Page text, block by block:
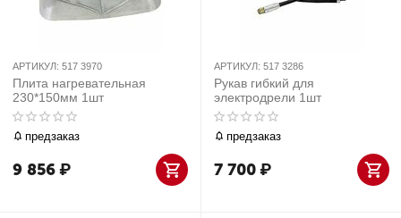
АРТИКУЛ: 517 3970
Плита нагревательная
230*150мм 1шт
предзаказ
9 856₽
АРТИКУЛ: 517 3286
Рукав гибкий для
электродрели 1шт
предзаказ
7 700₽